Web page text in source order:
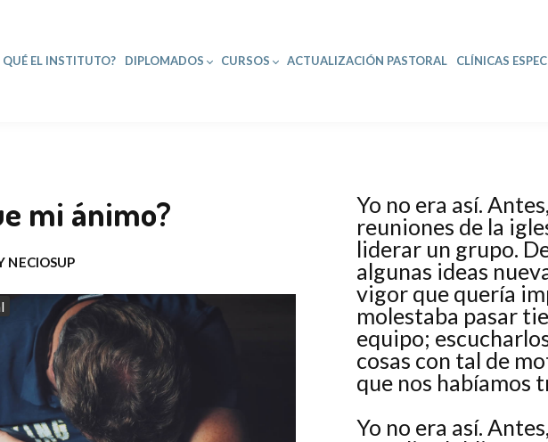
QUÉ EL INSTITUTO? DIPLOMADOS CURSOS ACTUALIZACIÓN PASTORAL CLÍNICAS
mi ánimo?
NECIOSUP
Yo no era así.
reuniones de la
liderar un grupo.
algunas ideas
vigor que quería
molestaba pasar
equipo;
cosas con tal de
que nos habíamos
Yo no era así.